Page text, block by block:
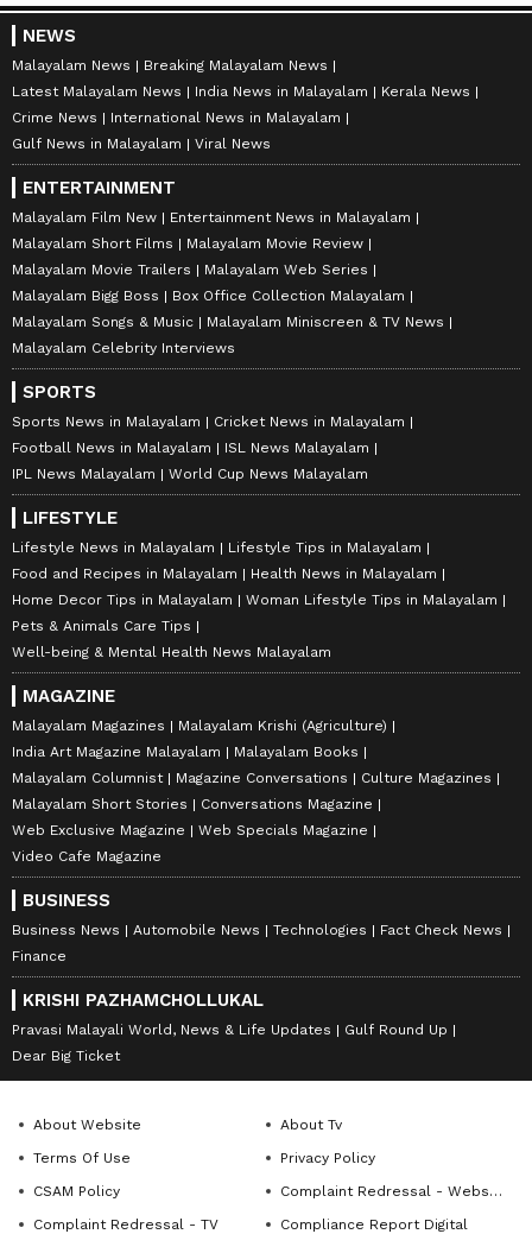
NEWS
Malayalam News
Breaking Malayalam News
Latest Malayalam News
India News in Malayalam
Kerala News
Crime News
International News in Malayalam
Gulf News in Malayalam
Viral News
ENTERTAINMENT
Malayalam Film New
Entertainment News in Malayalam
Malayalam Short Films
Malayalam Movie Review
Malayalam Movie Trailers
Malayalam Web Series
Malayalam Bigg Boss
Box Office Collection Malayalam
Malayalam Songs & Music
Malayalam Miniscreen & TV News
Malayalam Celebrity Interviews
SPORTS
Sports News in Malayalam
Cricket News in Malayalam
Football News in Malayalam
ISL News Malayalam
IPL News Malayalam
World Cup News Malayalam
LIFESTYLE
Lifestyle News in Malayalam
Lifestyle Tips in Malayalam
Food and Recipes in Malayalam
Health News in Malayalam
Home Decor Tips in Malayalam
Woman Lifestyle Tips in Malayalam
Pets & Animals Care Tips
Well-being & Mental Health News Malayalam
MAGAZINE
Malayalam Magazines
Malayalam Krishi (Agriculture)
India Art Magazine Malayalam
Malayalam Books
Malayalam Columnist
Magazine Conversations
Culture Magazines
Malayalam Short Stories
Conversations Magazine
Web Exclusive Magazine
Web Specials Magazine
Video Cafe Magazine
BUSINESS
Business News Automobile News Technologies
Fact Check News
Finance
KRISHI PAZHAMCHOLLUKAL
Pravasi Malayali World, News & Life Updates
Gulf Round Up
Dear Big Ticket
About Website
About Tv
Terms Of Use
Privacy Policy
CSAM Policy
Complaint Redressal - Website
Complaint Redressal - TV
Compliance Report Digital